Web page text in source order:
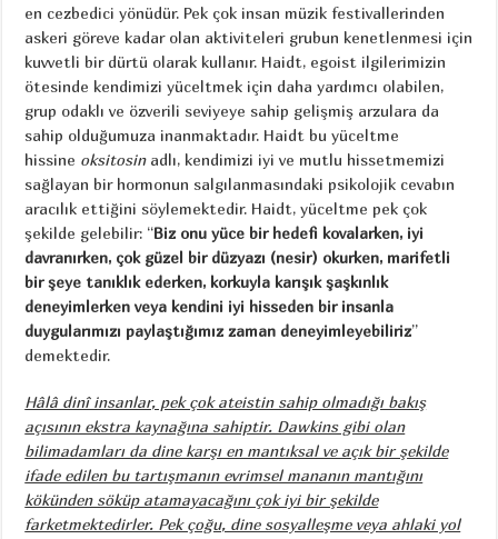
en cezbedici yönüdür. Pek çok insan müzik festivallerinden
askeri göreve kadar olan aktiviteleri grubun kenetlenmesi için
kuvvetli bir dürtü olarak kullanır. Haidt, egoist ilgilerimizin
ötesinde kendimizi yüceltmek için daha yardımcı olabilen,
grup odaklı ve özverili seviyeye sahip gelişmiş arzulara da
sahip olduğumuza inanmaktadır. Haidt bu yüceltme
hissine oksitosinadlı, kendimizi iyi ve mutlu hissetmemizi
sağlayan bir hormonun salgılanmasındaki psikolojik cevabın
aracılık ettiğini söylemektedir. Haidt, yüceltme pek çok
şekilde gelebilir: “Biz onu yüce bir hedefi kovalarken, iyi
davranırken, çok güzel bir düzyazı (nesir) okurken, marifetli
bir şeye tanıklık ederken, korkuyla karışık şaşkınlık
deneyimlerken veya kendini iyi hisseden bir insanla
duygularımızı paylaştığımız zaman deneyimleyebiliriz”
demektedir.
Hâlâ dinî insanlar, pek çok ateistin sahip olmadığı bakış
açısının ekstra kaynağına sahiptir. Dawkins gibi olan
bilimadamları da dine karşı en mantıksal ve açık bir şekilde
ifade edilen bu tartışmanın evrimsel mananın mantığını
kökünden söküp atamayacağını çok iyi bir şekilde
farketmektedirler. Pek çoğu, dine sosyalleşme veya ahlaki yol